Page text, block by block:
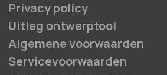
Privacy policy
Uitleg ontwerptool
Algemene voorwaarden
Servicevoorwaarden